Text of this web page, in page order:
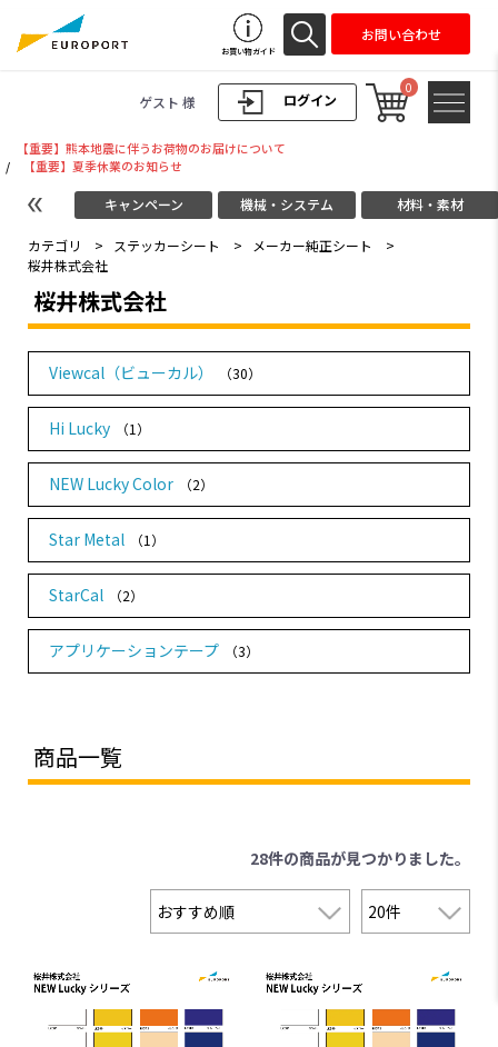
ログイン
ゲスト 様
0
お買い物ガイド
お問い合わせ
【重要】熊本地震に伴うお荷物のお届けについて
/
【重要】夏季休業のお知らせ
キャンペーン 機械・システム 材料・素材
カテゴリ > ステッカーシート > メーカー純正シート
>
桜井株式会社
桜井株式会社
Viewcal（ビューカル） （30）
Hi Lucky （1）
NEW Lucky Color （2）
Star Metal （1）
StarCal （2）
アプリケーションテープ （3）
商品一覧
28件の商品が見つかりました。